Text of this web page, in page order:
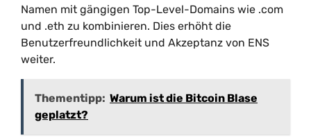
Namen mit gängigen Top-Level-Domains wie .com
und .eth zu kombinieren. Dies erhöht die
Benutzerfreundlichkeit und Akzeptanz von ENS
weiter.
Thementipp: Warum ist die Bitcoin Blase
geplatzt?